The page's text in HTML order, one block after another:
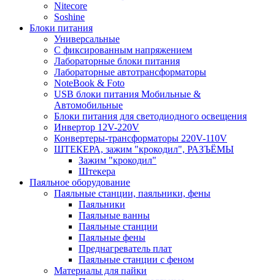
Nitecore
Soshine
Блоки питания
Универсальные
C фиксированным напряжением
Лабораторные блоки питания
Лабораторные автотрансформаторы
NoteBook & Foto
USB блоки питания Мобильные &
Автомобильные
Блоки питания для светодиодного освещения
Инвертор 12V-220V
Конвертеры-трансформаторы 220V-110V
ШТЕКЕРА, зажим "крокодил", РАЗЪЁМЫ
Зажим "крокодил"
Штекера
Паяльное оборудование
Паяльные станции, паяльники, фены
Паяльники
Паяльные ванны
Паяльные станции
Паяльные фены
Преднагреватель плат
Паяльные станции с феном
Материалы для пайки